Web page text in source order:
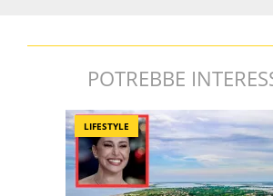
POTREBBE
LIFESTYLE